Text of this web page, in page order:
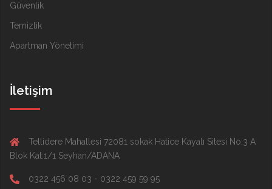
Güvenlik
Temizlik
Apartman Yönetimi
İletişim
Tellidere Mahallesi 72081 sokak Hatice Kayalı Sitesi No:3 A
Blok Kat:1/1 Seyhan/ADANA
0322 456 08 03 - 0322 459 59 95